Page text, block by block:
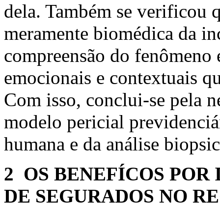
dela. Também se verificou
meramente biomédica da
compreensão do
emocionais e contextuais
Com isso, conclui-se pela
modelo pericial
humana e da análise
2 OS BENEFÍCOS POR
DE SEGURADOS NO